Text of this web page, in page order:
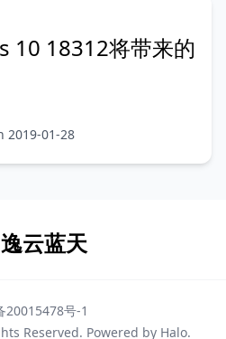
10 18312将带来的
2019-01-28
逸云蓝天
20015478号-1
Reserved. Powered by Halo.